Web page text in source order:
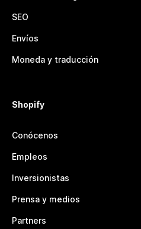
SEO
Envíos
Moneda y traducción
Shopify
Conócenos
Empleos
Inversionistas
Prensa y medios
Partners